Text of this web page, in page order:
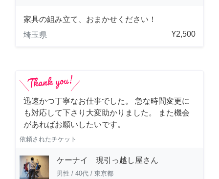
家具の組み立て、おまかせください！
埼玉県
¥2,500
迅速かつ丁寧なお仕事でした。 急な時間変更に
も対応して下さり大変助かりました。 また機会
があればお願いしたいです。
依頼されたチケット
ケーナイ 現引っ越し屋さん
男性 / 40代 / 東京都